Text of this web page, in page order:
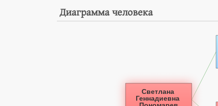
Диаграмма человека